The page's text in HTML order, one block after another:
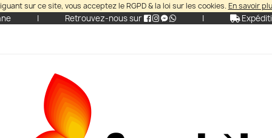
sur ce site, vous acceptez le RGPD & la loi sur les cookies.En savoir
| Retrouvez-nous sur |